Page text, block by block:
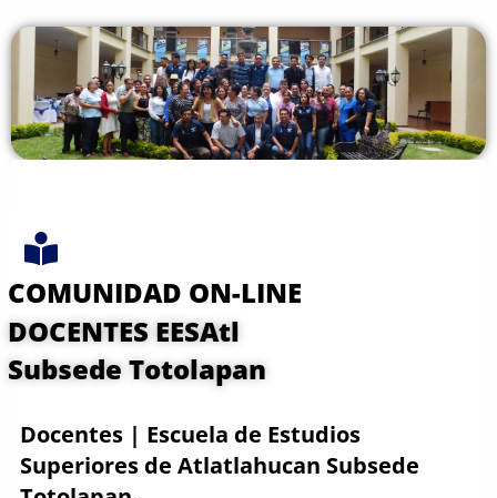
COMUNIDAD ON-LINE
DOCENTES EESAtl
Subsede Totolapan
Docentes | Escuela de Estudios
Superiores de Atlatlahucan Subsede